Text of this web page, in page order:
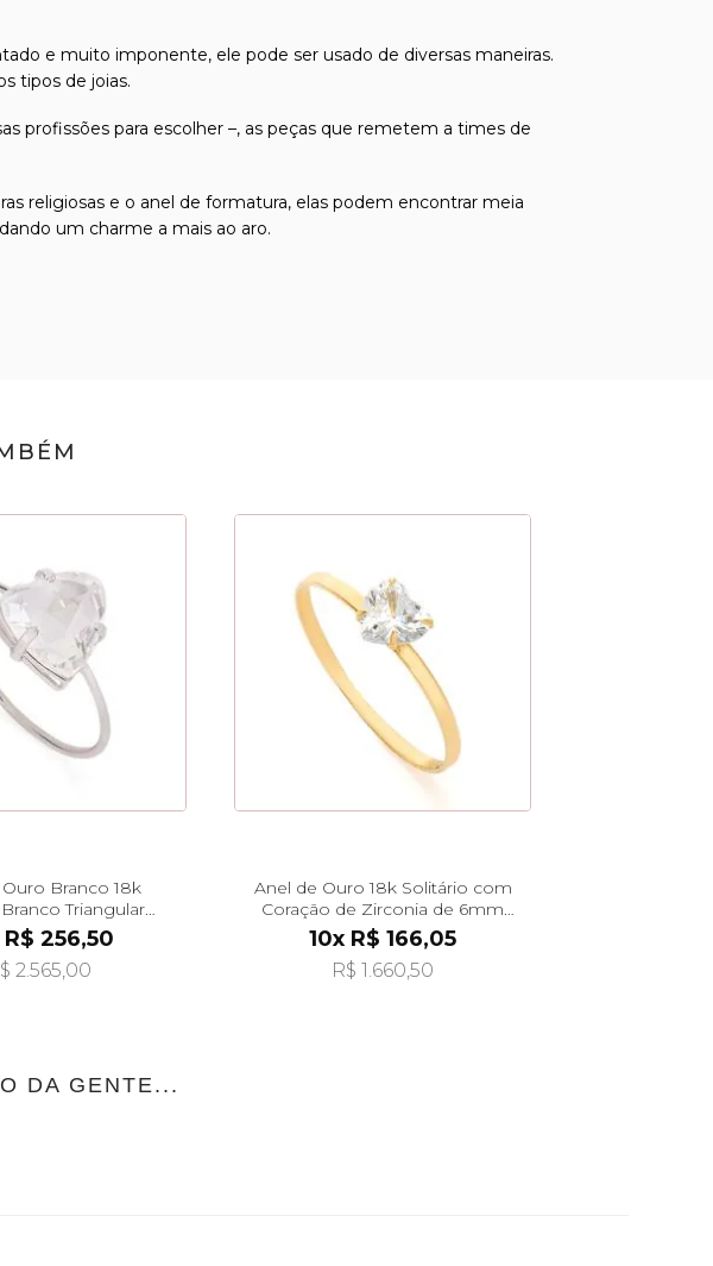
e muito imponente, ele pode ser usado de diversas maneiras.
tipos de joias.
profissões para escolher –, as peças que remetem a times de
religiosas e o anel de formatura, elas podem encontrar meia
um charme a mais ao aro.
Branco 18k
Triangular
an42018
R$ 256,50
2.565,00
Anel de Ouro 18k Solitário com
Coração de Zirconia de 6mm
AN38213
10x R$ 166,05
R$ 1.660,50
DA GENTE...